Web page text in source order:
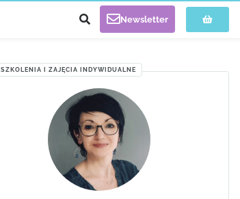
Newsletter
SZKOLENIA I ZAJĘCIA INDYWIDUALNE